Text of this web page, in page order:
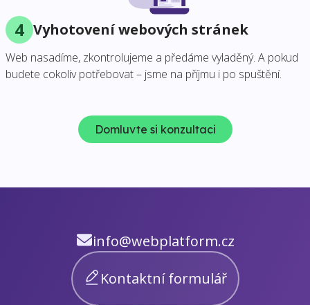
4 Vyhotovení webových stránek
Web nasadíme, zkontrolujeme a předáme vyladěný. A pokud
budete cokoliv potřebovat – jsme na příjmu i po spuštění.
Domluvte si konzultaci
info@webplatform.cz
Kontaktní formulář